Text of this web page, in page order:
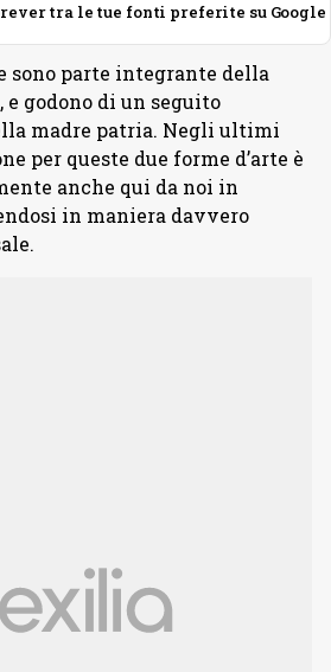
tra le tue fonti preferite su Google
sono parte integrante della
godono di un seguito
madre patria. Negli ultimi
per queste due forme d’arte è
anche qui da noi in
in maniera davvero